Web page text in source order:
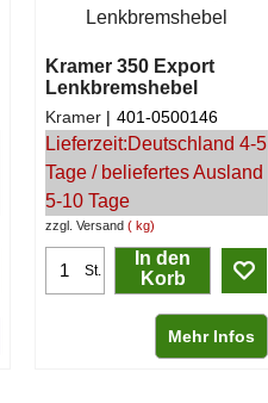
Kramer 350 Export
Lenkbremshebel
zzgl. Versand kg
Kramer 401-0500146
Lieferzeit:Deutschland 4-5
Tage / beliefertes Ausland
5-10 Tage
St.
In den
Korb
Mehr Infos